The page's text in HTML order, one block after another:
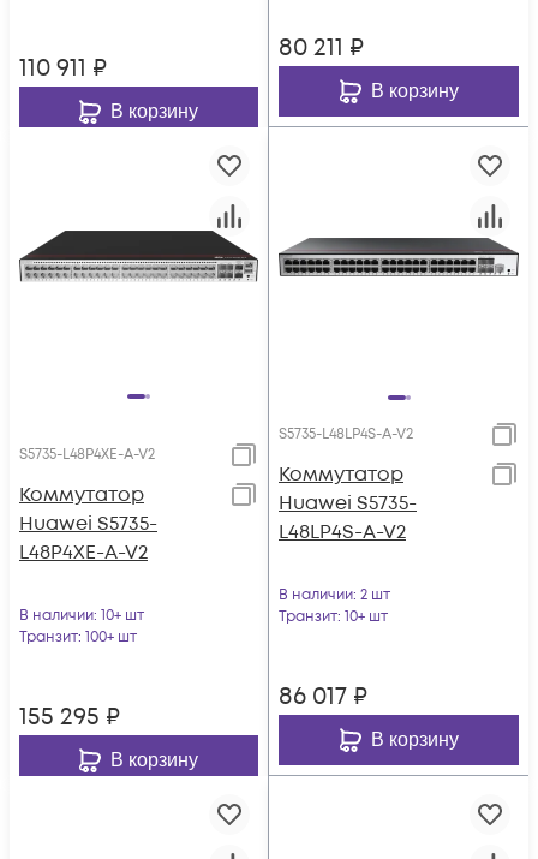
110 911 ₽
В корзину
80 211 ₽
В корзину
S5735-L48P4XE-A-V2
Коммутатор
Huawei S5735-
L48P4XE-A-V2
В наличии: 10+ шт
Транзит: 100+ шт
155 295 ₽
В корзину
S5735-L48LP4S-A-V2
Коммутатор
Huawei S5735-
L48LP4S-A-V2
В наличии: 2 шт
Транзит: 10+ шт
86 017 ₽
В корзину